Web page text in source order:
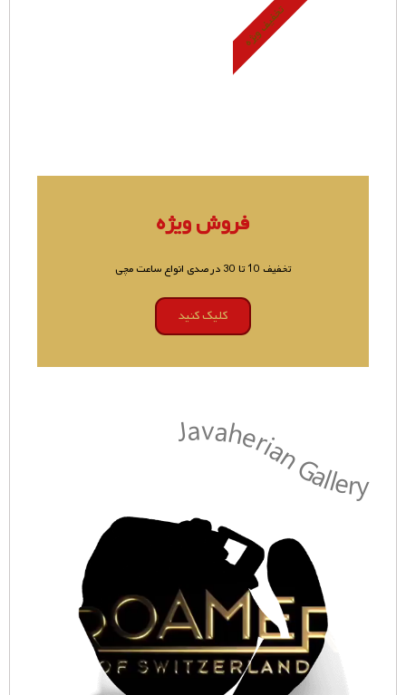
فروش ویژه
تخفیف 10 تا 30 درصدی انواع ساعت مچی
کلیک کنید
تخفیف ویژه
Javaherian Gallery